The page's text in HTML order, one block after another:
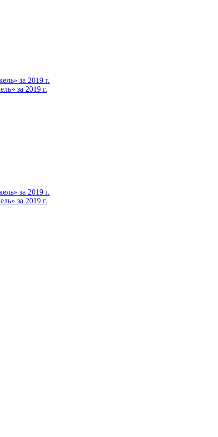
за 2019 г.
за 2019 г.
за 2019 г.
за 2019 г.